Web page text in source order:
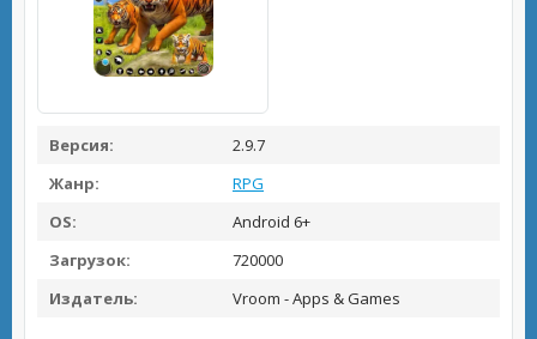
Версия:
2.9.7
Жанр:
RPG
OS:
Android 6+
Загрузок:
720000
Издатель:
Vroom - Apps & Games